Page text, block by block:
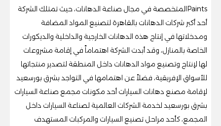
Paintsالمتخصصة في مجال صناعة الدهانات، حيث تمتلك الشركة
أحد أكبر شركات الدهانات بالقاهرة لتصنيع المواد المضافة
ومدخلاتها في إنتاج هذه الدهانات الخارجية والداخلية والديكورات
الخاصة بالمنازل، وقد أبدت الشركة اهتماماً في إقامة مشروعات
لها لإنتاج وتصنيع مواد الدهانات داخل المنطقة لتصدير منتجاتها
للأسواق الإفريقية، فضلاً عن اهتمامها في التواجد بشرق بورسعيد
لإقامة مصنع دهانات السيارات أحد مكونات مجمع صناعة السيارات
بشرق بورسعيد لخدمة الشركات العالمية لصناعة السيارات داخل
المجمع، كأحد مراحل تصنيع السيارات والمركبات المستهدف